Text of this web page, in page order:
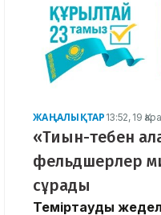
ЖАҢАЛЫҚТАР 13:52, 19
«Тиын-тебен
фельдшерлер
сұрады
Теміртаудың